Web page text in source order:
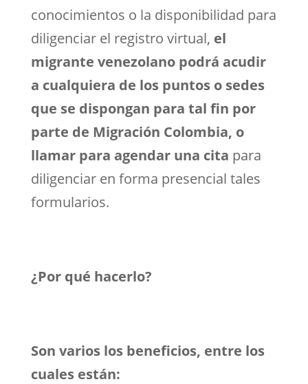
conocimientos o la disponibilidad para
diligenciar el registro virtual, el
migrante venezolano podrá acudir
a cualquiera de los puntos o sedes
que se dispongan para tal fin por
parte de Migración Colombia, o
llamar para agendar una cita para
diligenciar en forma presencial tales
formularios.
¿Por qué hacerlo?
Son varios los beneficios, entre los
cuales están: